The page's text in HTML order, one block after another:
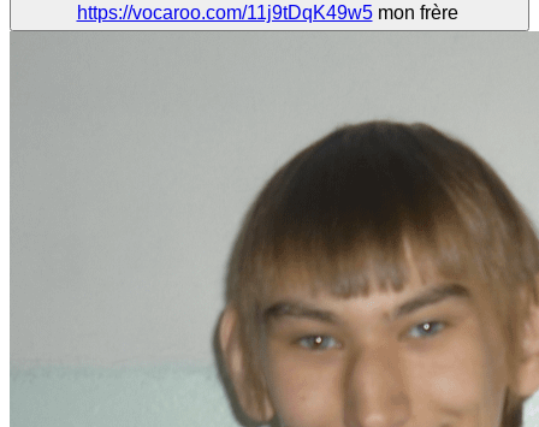
https://vocaroo.com/11j9tDqK49w5mon frère